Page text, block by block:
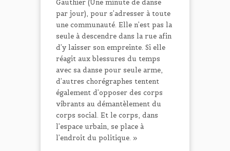
Gauthier (Une minute de danse
par jour), pour s’adresser à toute
une communauté. Elle n’est pas la
seule à descendre dans la rue afin
d’y laisser son empreinte. Si elle
réagit aux blessures du temps
avec sa danse pour seule arme,
d’autres chorégraphes tentent
également d’opposer des corps
vibrants au démantèlement du
corps social. Et le corps, dans
l’espace urbain, se place à
l’endroit du politique. »